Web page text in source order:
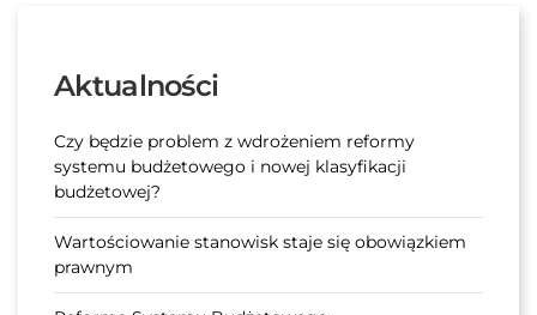
Aktualności
Czy będzie problem z wdrożeniem reformy
systemu budżetowego i nowej klasyfikacji
budżetowej?
Wartościowanie stanowisk staje się obowiązkiem
prawnym